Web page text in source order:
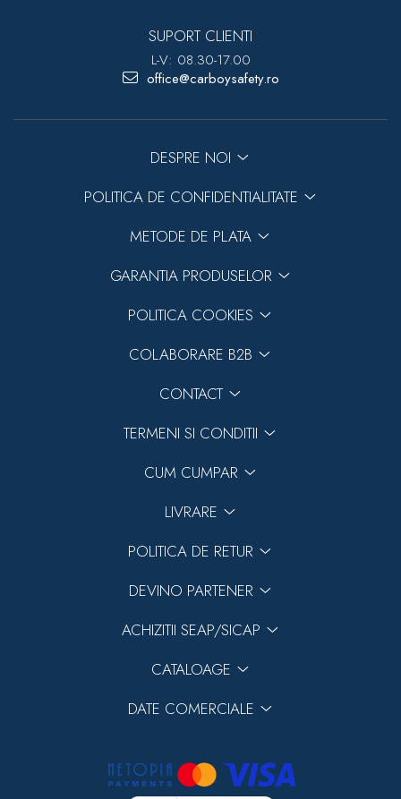
SUPORT CLIENTI
L-V: 08.30-17.00
office@carboysafety.ro
DESPRE NOI
POLITICA DE CONFIDENTIALITATE
METODE DE PLATA
GARANTIA PRODUSELOR
POLITICA COOKIES
COLABORARE B2B
CONTACT
TERMENI SI CONDITII
CUM CUMPAR
LIVRARE
POLITICA DE RETUR
DEVINO PARTENER
ACHIZITII SEAP/SICAP
CATALOAGE
DATE COMERCIALE